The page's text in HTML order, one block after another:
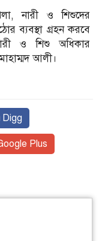
নারী ও শিশুদের
ব‍্যবস্থা গ্রহন করবে
ও শিশু অধিকার
আলী।
Digg
Plus